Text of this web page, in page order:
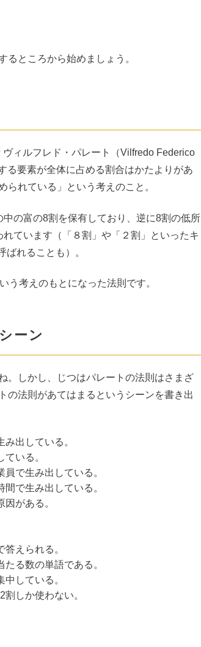
るところから始めましょう。
ィルフレド・パレート（Vilfredo Federico
る要素が全体に占める割合はかたよりがあ
られている」という考えのこと。
の富の8割を保有しており、逆に8割の低所
ています（「８割」や「２割」といったキ
れることも）。
う考えのもとになった法則です。
ーン
。しかし、じつはパレートの法則はさまざ
の法則があてはまるというシーンを書き出
出している。
いる。
で生み出している。
で生み出している。
がある。
えられる。
る数の単語である。
している。
しか使わない。